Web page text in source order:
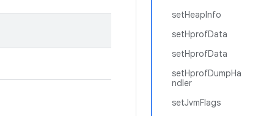
setHeapInfo
setHprofData
setHprofData
setHprofDumpHa
ndler
setJvmFlags